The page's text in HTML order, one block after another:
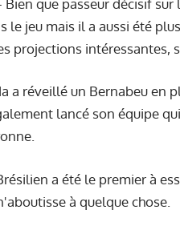
le jeu mais il a aussi été
projections intéressantes,
a réveillé un Bernabeu en
lancé son équipe
a été le premier à
à quelque chose.